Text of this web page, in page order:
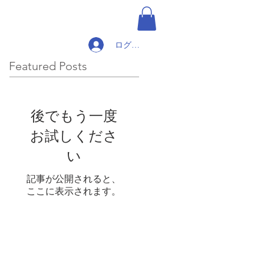
ログイン
Featured Posts
後でもう一度
お試しくださ
い
記事が公開されると、
ここに表示されます。